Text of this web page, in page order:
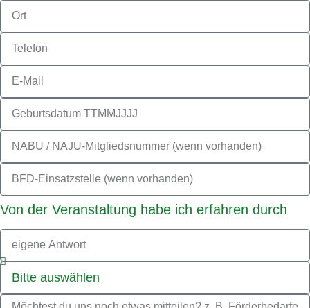
Von der Veranstaltung habe ich erfahren durch